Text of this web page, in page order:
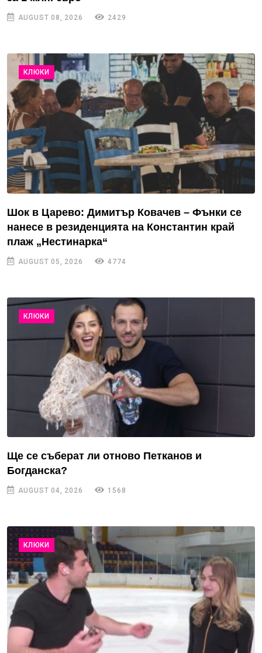
AUGUST 08, 2026 2429
КЛЮКИ
Шок в Царево: Димитър Ковачев – Фънки се
нанесе в резиденцията на Константин край
плаж „Нестинарка“
AUGUST 05, 2026 4774
КЛЮКИ
Ще се съберат ли отново Петканов и
Богданска?
AUGUST 04, 2026 1568
КЛЮКИ